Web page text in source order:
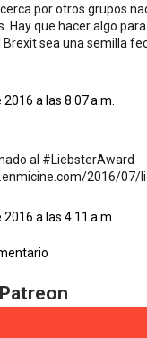
por otros grupos
Hay que hacer algo
sea una semilla
a las 8:07 a.m.
al #LiebsterAward
2016/07/
a las 4:11 a.m.